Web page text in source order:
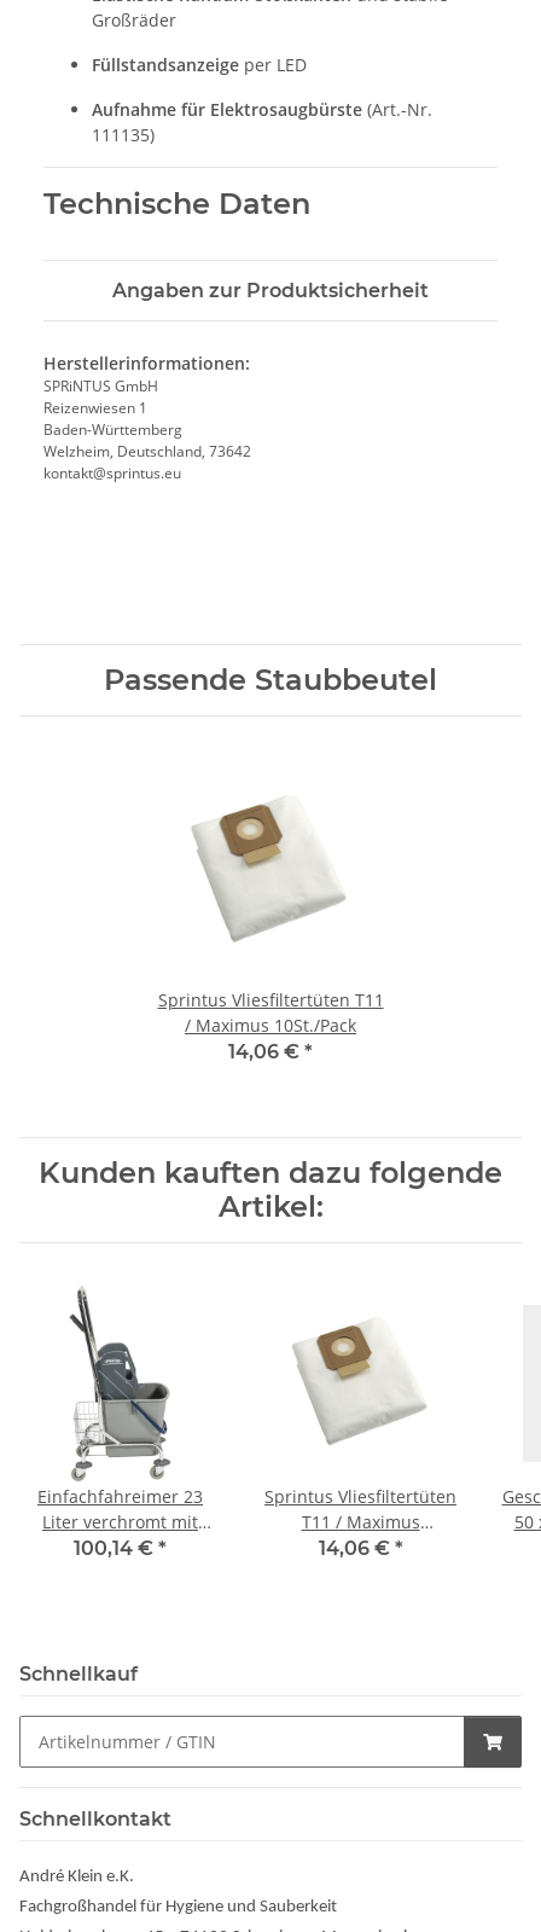
Großräder
Füllstandsanzeige per LED
Aufnahme für Elektrosaugbürste (Art.-Nr.
111135)
Technische Daten
Angaben zur Produktsicherheit
Herstellerinformationen:
SPRiNTUS GmbH
Reizenwiesen 1
Baden-Württemberg
Welzheim, Deutschland, 73642
kontakt@sprintus.eu
Passende Staubbeutel
Sprintus Vliesfiltertüten T11
/ Maximus 10St./Pack
14,06 € *
Kunden kauften dazu folgende
Artikel:
Einfachfahreimer 23
Liter verchromt mit
Schubbügel und
100,14 € *
Sprintus Vliesfiltertüten
T11 / Maximus
10St./Pack
14,06 € *
50
Schnellkauf
Schnellkontakt
André Klein e.K.
Fachgroßhandel für Hygiene und Sauberkeit